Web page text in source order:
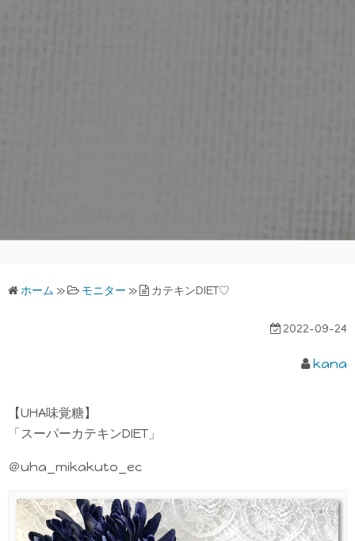
ホーム » モニター » カテキンDIET♡
2022-09-24
kana
【UHA味覚糖】
「スーパーカテキンDIET」
＠uha_mikakuto_ec